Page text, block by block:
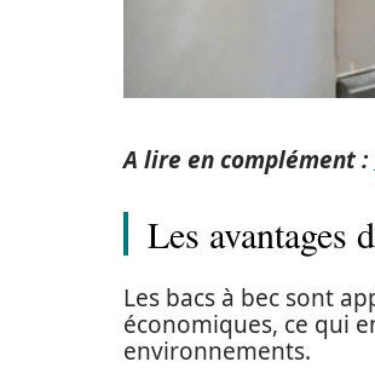
A lire en complément :
Les avantages
Les bacs à bec sont
économiques, ce qui
environnements.